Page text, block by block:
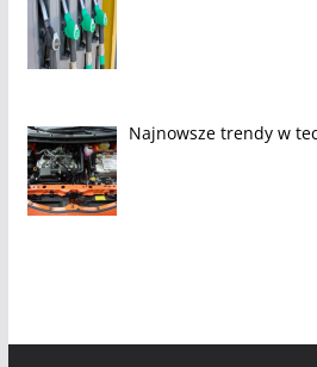
Najnowsze trendy w